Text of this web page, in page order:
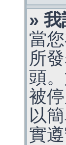
»
當
所
頭
被
以
實